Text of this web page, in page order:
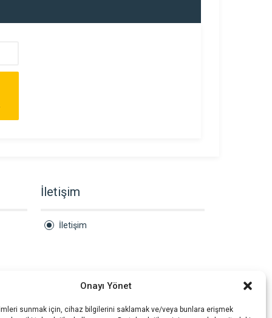
Onayı Yönet
sunmak için, cihaz bilgilerini saklamak ve/veya bunlara erişmek
İletişim
İletişim